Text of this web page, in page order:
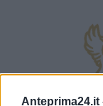
Anteprima24.it